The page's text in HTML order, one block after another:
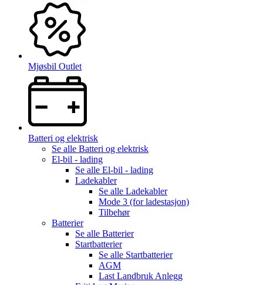
Mjøsbil Outlet
Batteri og elektrisk
Se alle Batteri og elektrisk
El-bil - lading
Se alle El-bil - lading
Ladekabler
Se alle Ladekabler
Mode 3 (for ladestasjon)
Tilbehør
Batterier
Se alle Batterier
Startbatterier
Se alle Startbatterier
AGM
Last Landbruk Anlegg